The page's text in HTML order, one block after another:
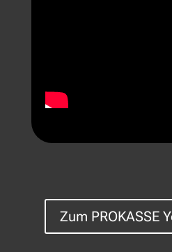
Zum PROKASSE